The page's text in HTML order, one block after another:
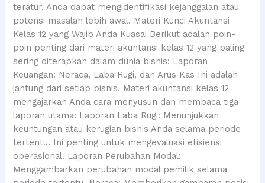
teratur, Anda dapat mengidentifikasi kejanggalan atau
potensi masalah lebih awal. Materi Kunci Akuntansi
Kelas 12 yang Wajib Anda Kuasai Berikut adalah poin-
poin penting dari materi akuntansi kelas 12 yang paling
sering diterapkan dalam dunia bisnis: Laporan
Keuangan: Neraca, Laba Rugi, dan Arus Kas Ini adalah
jantung dari setiap bisnis. Materi akuntansi kelas 12
mengajarkan Anda cara menyusun dan membaca tiga
laporan utama: Laporan Laba Rugi: Menunjukkan
keuntungan atau kerugian bisnis Anda selama periode
tertentu. Ini penting untuk mengevaluasi efisiensi
operasional. Laporan Perubahan Modal:
Menggambarkan perubahan modal pemilik selama